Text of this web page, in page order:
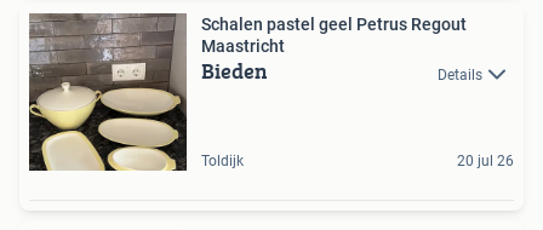
Schalen pastel geel Petrus Regout
Maastricht
Bieden Details
Toldijk 20 jul 26